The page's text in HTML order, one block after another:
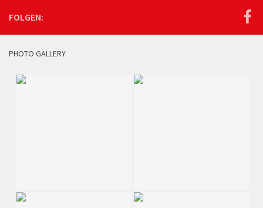
FOLGEN:
PHOTO GALLERY